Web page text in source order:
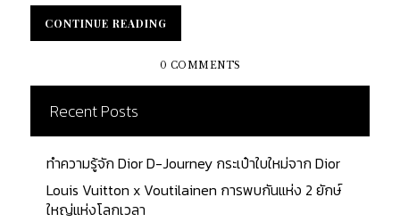
จะสลักคำว่า LOUIS VUITTON ตัวพิมพ์ใหญ่ไว้เสมอ
Leather : วัสดุที่นิยมใช้ผลิต คือ หนังวัวแผ่น (Cowhide
Leather Trim) มีลักษณะเป็นหนังวัวเม็ดเล็ก
(Cowhide) และ ผ้าใบเคลือบ Damier Azur , ผ้าใบ
เคลือบ Damier Ebène , ผ้าใบเคลือบ Monogram เพื่อ
คุณภาพที่ดีและความหลากหลายของกระเป๋า Inside
Design : ด้านในของกระเป๋า Lining : ด้านในบุด้วยผ้า
เนื้อผ้าด้านในนั้นมีหลากหลายแตกต่างกันไปตามแต่ละ
คอลเล็กชั่น อาทิเช่น สีน้ำตาล...
CONTINUE READING
CONTINUE READING
0 COMMENTS
Recent Posts
ทำความรู้จัก Dior D-Journey กระเป๋าใบใหม่จาก Dior
Louis Vuitton x Voutilainen การพบกันแห่ง 2 ยักษ์
ใหญ่แห่งโลกเวลา